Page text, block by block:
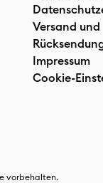
Versand und
Impressum
Cookie-
vorbehalten.